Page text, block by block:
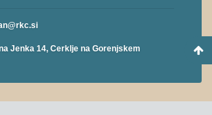
Jenka 14, Cerklje na Gorenjskem